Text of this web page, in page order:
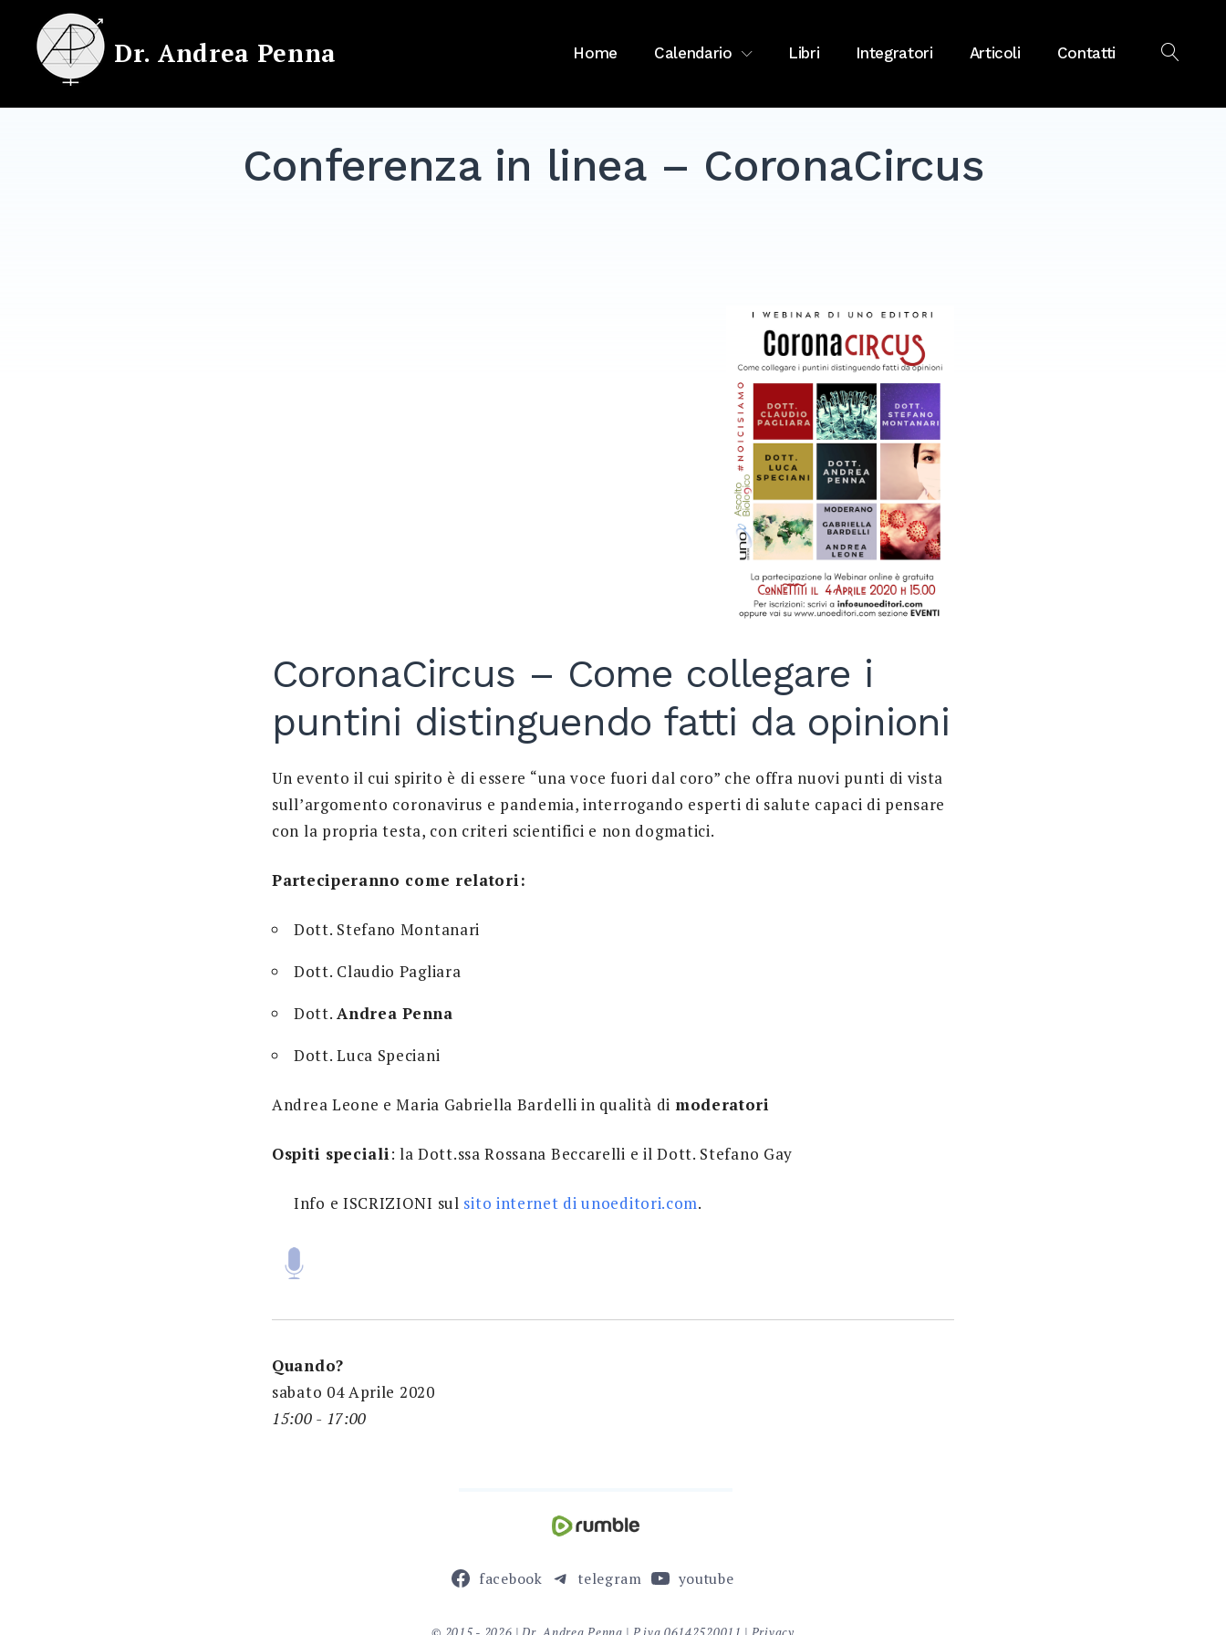
content
Dr. Andrea Penna Home Calendario Libri Integratori Articoli Contatti
Conferenza in linea – CoronaCircus
CoronaCircus – Come collegare i
puntini distinguendo fatti da opinioni
Un evento il cui spirito è di essere “una voce fuori dal coro” che offra nuovi punti di vista
sull’argomento coronavirus e pandemia, interrogando esperti di salute capaci di pensare
con la propria testa, con criteri scientifici e non dogmatici.
Parteciperanno come relatori:
Dott. Stefano Montanari
Dott. Claudio Pagliara
Dott.Andrea Penna
Dott. Luca Speciani
Andrea Leone e Maria Gabriella Bardelli in qualità di moderatori
Ospiti speciali: la Dott.ssa Rossana Beccarelli e il Dott. Stefano Gay
Info e ISCRIZIONI sul sito internet di unoeditori.com.
Quando?
sabato 04 Aprile 2020
15:00 - 17:00
facebook telegram youtube